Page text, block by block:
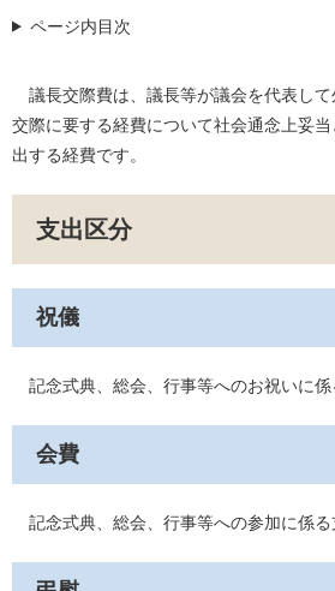
ページ内目次
議長交際費は、議長等が議会を代表し
交際に要する経費について社会通念上妥
出する経費です。
支出区分
祝儀
記念式典、総会、行事等へのお祝いに係
会費
記念式典、総会、行事等への参加に係る